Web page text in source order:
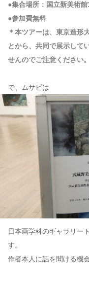
●集合場所：国立新美術
●参加費無料
＊本ツアーは、東京造形
とから、共同で展示して
せんのでご注意ください。
で、ムサビは
日本画学科のギャラリー
す。
作者本人に話を聞ける機